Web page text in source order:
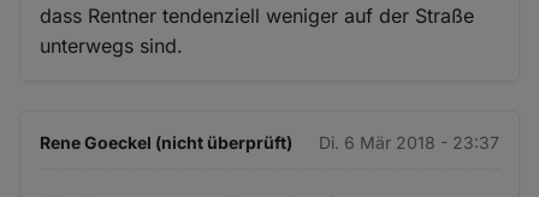
dass Rentner tendenziell weniger auf der Straße
unterwegs sind.
Rene Goeckel (nicht überprüft) Di. 6 Mär 2018 - 23:37